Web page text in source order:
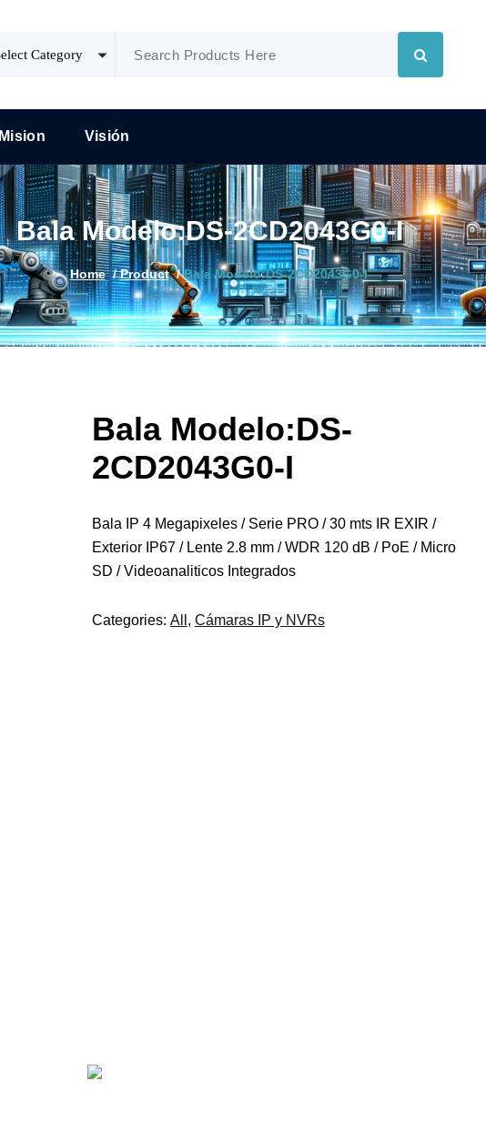
Mision Visión
Bala Modelo:DS-2CD2043G0-I
Home/Product/Bala Modelo:DS-2CD2043G0-I
Bala Modelo:DS-
2CD2043G0-I
Bala IP 4 Megapixeles / Serie PRO / 30 mts IR EXIR /
Exterior IP67 / Lente 2.8 mm / WDR 120 dB / PoE / Micro
SD / Videoanaliticos Integrados
Categories: All , Cámaras IP y NVRs